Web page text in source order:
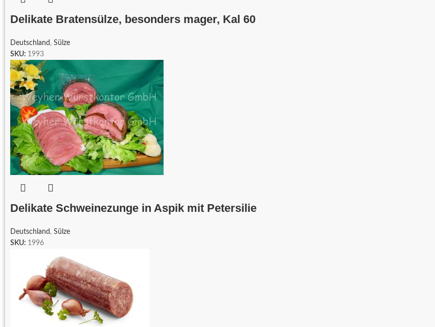
Delikate Bratensülze, besonders mager, Kal 60
Deutschland , Sülze
SKU: 1993
Delikate Schweinezunge in Aspik mit Petersilie
Deutschland , Sülze
SKU: 1996